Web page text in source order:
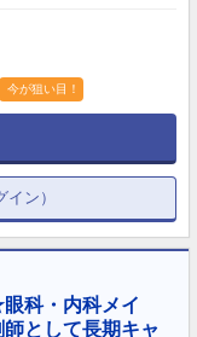
今が狙い目！
ン）
科・内科メイ
として長期キャ